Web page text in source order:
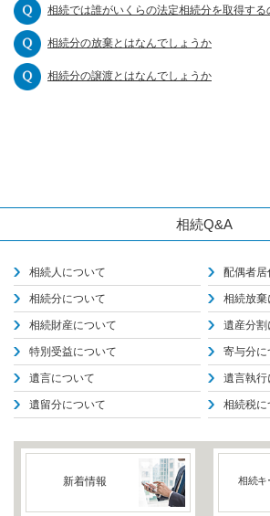
相続では誰がいくらの法定相続分を取得する
相続分の放棄とはなんでしょうか
相続分の譲渡とはなんでしょうか
相続Q&A
相続人について 配偶者居
相続分について 相続放棄
相続財産について 遺産分割
特別受益について 寄与分に
遺言について 遺言執行
遺留分について 相続税に
新着情報 相続キ